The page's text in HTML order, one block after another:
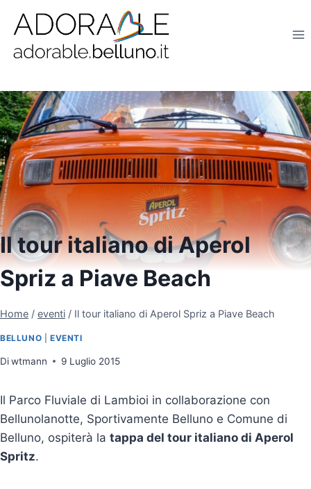
contenuto
Il tour italiano di Aperol
Spriz a Piave Beach
Home / eventi / Il tour italiano di Aperol Spriz a Piave Beach
BELLUNO EVENTI
Diwtmann 9 Luglio 2015
Il Parco Fluviale di Lambioi in collaborazione con
Bellunolanotte, Sportivamente Belluno e Comune di
Belluno, ospiterà la tappa del tour italiano di Aperol
Spritz.